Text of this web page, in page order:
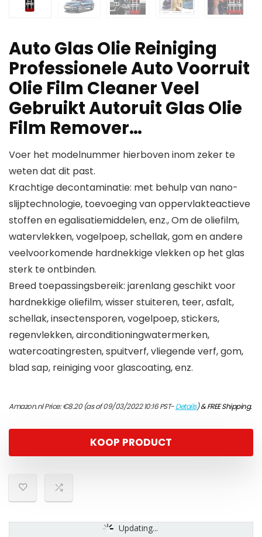
Auto Glas Olie Reiniging
Professionele Auto Voorruit
Olie Film Cleaner Veel
Gebruikt Autoruit Glas Olie
Film Remover…
Voer het modelnummer hierboven inom zeker te
weten dat dit past.
Krachtige decontaminatie: met behulp van nano-
slijptechnologie, toevoeging van oppervlakteactieve
stoffen en egalisatiemiddelen, enz., Om de oliefilm,
watervlekken, vogelpoep, schellak, gom en andere
veelvoorkomende hardnekkige vlekken op het glas
sterk te ontbinden.
Breed toepassingsbereik: jarenlang geschikt voor
hardnekkige oliefilm, wisser stuiteren, teer, asfalt,
schellak, insectensporen, vogelpoep, stickers,
regenvlekken, airconditioningwatermerken,
watercoatingresten, spuitverf, vliegende verf, gom,
blad sap, reiniging voor glascoating, enz.
Amazon.nl Price:€8.20(as of 09/03/2022 10:16 PST-Details)&FREE Shipping.
KOOP PRODUCT
Updating...